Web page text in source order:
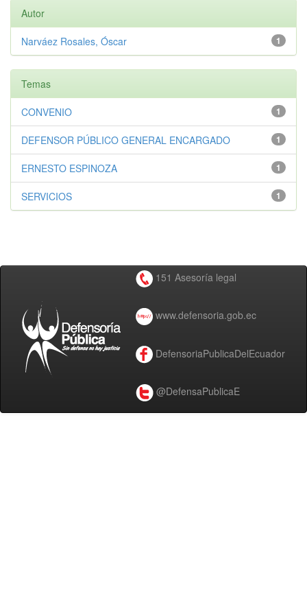
Autor
1
Narváez Rosales, Óscar
Temas
1
CONVENIO
1
DEFENSOR PÚBLICO GENERAL ENCARGADO
1
ERNESTO ESPINOZA
1
SERVICIOS
151 Asesoría legal
www.defensoria.gob.ec
DefensoriaPublicaDelEcuador
@DefensaPublicaE